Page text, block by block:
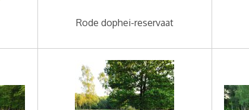
Rode dophei-reservaat